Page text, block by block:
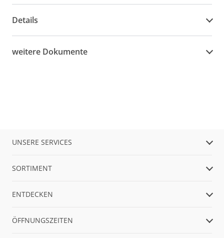
Details
weitere Dokumente
UNSERE SERVICES
SORTIMENT
ENTDECKEN
ÖFFNUNGSZEITEN